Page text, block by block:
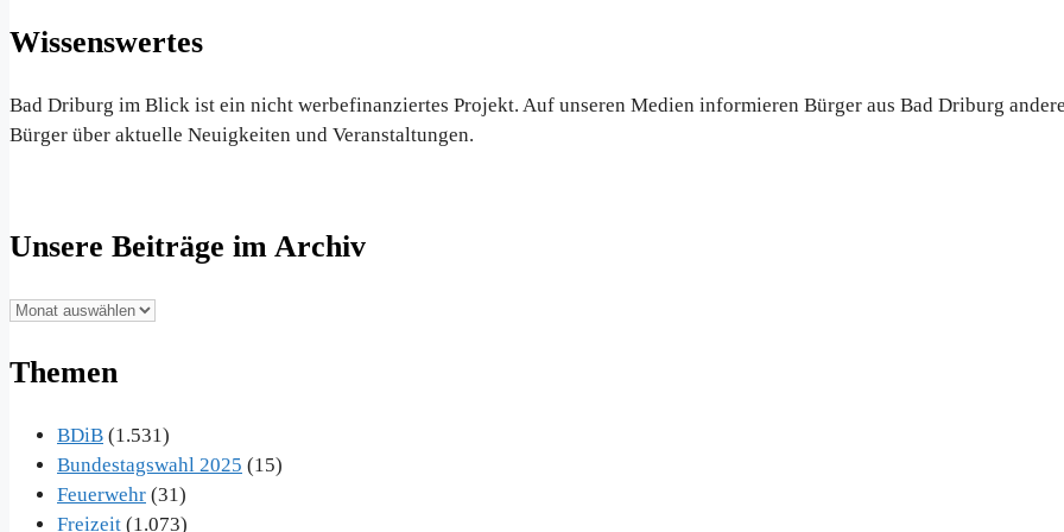
Wissenswertes
Bad Driburg im Blick ist ein nicht werbefinanziertes Projekt. Auf unseren Medien informieren Bürger aus Bad Driburg
Bürger über aktuelle Neuigkeiten und Veranstaltungen.
Unsere Beiträge im Archiv
Unsere
im
Themen
BDiB (1.531)
Bundestagswahl 2025 (15)
Feuerwehr (31)
Freizeit (1.073)